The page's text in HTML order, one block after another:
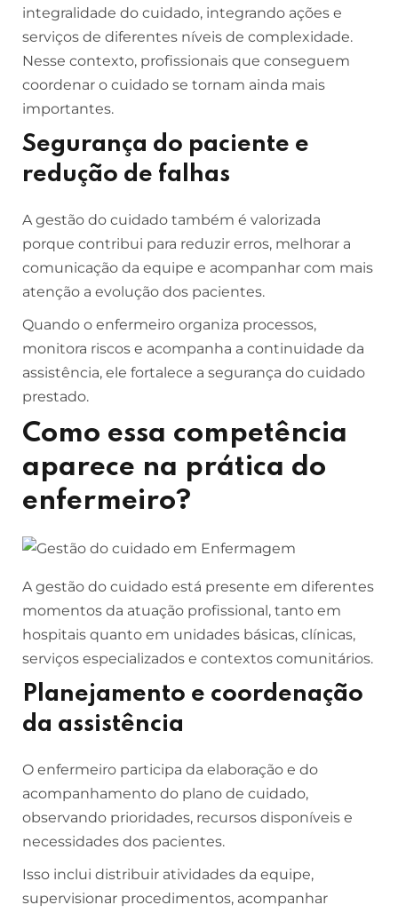
integralidade do cuidado, integrando ações e
serviços de diferentes níveis de complexidade.
Nesse contexto, profissionais que conseguem
coordenar o cuidado se tornam ainda mais
importantes.
Segurança do paciente e
redução de falhas
A gestão do cuidado também é valorizada
porque contribui para reduzir erros, melhorar a
comunicação da equipe e acompanhar com mais
atenção a evolução dos pacientes.
Quando o enfermeiro organiza processos,
monitora riscos e acompanha a continuidade da
assistência, ele fortalece a segurança do cuidado
prestado.
Como essa competência
aparece na prática do
enfermeiro?
A gestão do cuidado está presente em diferentes
momentos da atuação profissional, tanto em
hospitais quanto em unidades básicas, clínicas,
serviços especializados e contextos comunitários.
Planejamento e coordenação
da assistência
O enfermeiro participa da elaboração e do
acompanhamento do plano de cuidado,
observando prioridades, recursos disponíveis e
necessidades dos pacientes.
Isso inclui distribuir atividades da equipe,
supervisionar procedimentos, acompanhar